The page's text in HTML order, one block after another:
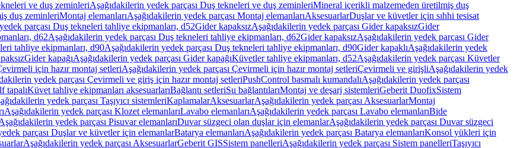
ve duş zeminleriAşağıdakilerin yedek parçası Duş tekneleri ve duş zeminleriMineral içerikli malzemeden üretilmiş duş
duş zeminleriMontaj elemanlarıAşağıdakilerin yedek parçası Montaj elemanlarıAksesuarlarDuşlar ve küvetler için sıhhi tesisat
parçası Duş tekneleri tahliye ekipmanları, d52Gider kapaksızAşağıdakilerin yedek parçası Gider kapaksızGider
d62Aşağıdakilerin yedek parçası Duş tekneleri tahliye ekipmanları, d62Gider kapaksızAşağıdakilerin yedek parçası Gider
tahliye ekipmanları, d90Aşağıdakilerin yedek parçası Duş tekneleri tahliye ekipmanları, d90Gider kapaklıAşağıdakilerin yedek
Gider kapağıAşağıdakilerin yedek parçası Gider kapağıKüvetler tahliye ekipmanları, d52Aşağıdakilerin yedek parçası Küvetler
için hazır montaj setleriAşağıdakilerin yedek parçası Çevirmeli için hazır montaj setleriÇevirmeli ve girişliAşağıdakilerin yedek
yedek parçası Çevirmeli ve giriş için hazır montaj setleriPushControl basmalı kumandalıAşağıdakilerin yedek parçası
tapalıKüvet tahliye ekipmanları aksesuarlarıBağlantı setleriSu bağlantılarıMontaj ve deşarj sistemleriGeberit DuofixSistem
yedek parçası Taşıyıcı sistemleriKaplamalarAksesuarlarAşağıdakilerin yedek parçası AksesuarlarMontaj
Aşağıdakilerin yedek parçası Klozet elemanlarıLavabo elemanlarıAşağıdakilerin yedek parçası Lavabo elemanlarıBide
yedek parçası Pisuvar elemanlarıDuvar süzgeci olan duşlar için elemanlarAşağıdakilerin yedek parçası Duvar süzgeci
parçası Duşlar ve küvetler için elemanlarBatarya elemanlarıAşağıdakilerin yedek parçası Batarya elemanlarıKonsol yükleri için
Aşağıdakilerin yedek parçası AksesuarlarGeberit GISSistem panelleriAşağıdakilerin yedek parçası Sistem panelleriTaşıyıcı